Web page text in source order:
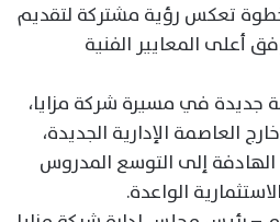
خطوة تعكس رؤية مشتركة لتقديم
أعلى المعايير الفنية
جديدة في مسيرة شركة مزايا،
العاصمة الإدارية الجديدة،
الهادفة إلى التوسع المدروس
الواعدة.